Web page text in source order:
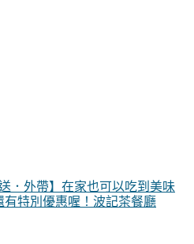
．外帶】在家也可以吃到美味
特別優惠喔！波記茶餐廳